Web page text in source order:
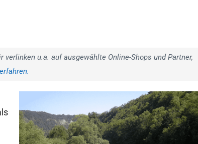
u.a. auf ausgewählte Online-Shops und Partner,